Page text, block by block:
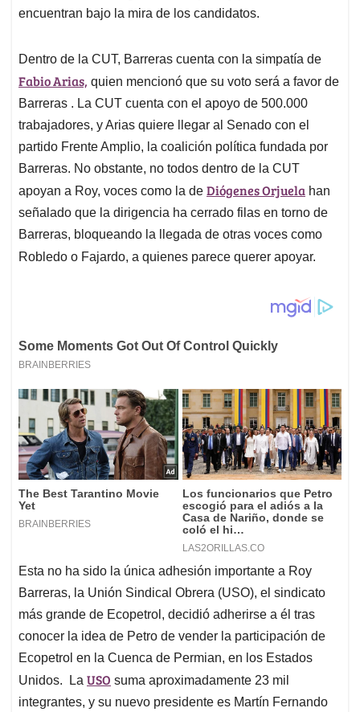
encuentran bajo la mira de los candidatos.
Dentro de la CUT, Barreras cuenta con la simpatía de
Fabio Arias, quien mencionó que su voto será a favor de
Barreras . La CUT cuenta con el apoyo de 500.000
trabajadores, y Arias quiere llegar al Senado con el
partido Frente Amplio, la coalición política fundada por
Barreras. No obstante, no todos dentro de la CUT
apoyan a Roy, voces como la de Diógenes Orjuela han
señalado que la dirigencia ha cerrado filas en torno de
Barreras, bloqueando la llegada de otras voces como
Robledo o Fajardo, a quienes parece querer apoyar.
Esta no ha sido la única adhesión importante a Roy
Barreras, la Unión Sindical Obrera (USO), el sindicato
más grande de Ecopetrol, decidió adherirse a él tras
conocer la idea de Petro de vender la participación de
Ecopetrol en la Cuenca de Permian, en los Estados
Unidos. La USO suma aproximadamente 23 mil
integrantes, y su nuevo presidente es Martín Fernando